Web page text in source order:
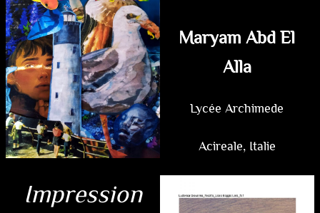
Maryam Abd El
Alla
Lycée Archimede
Acireale, Italie
Impression